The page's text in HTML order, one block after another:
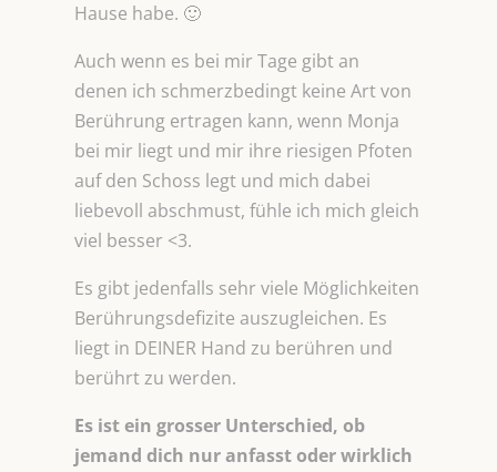
Hause habe. 🙂
Auch wenn es bei mir Tage gibt an
denen ich schmerzbedingt keine Art von
Berührung ertragen kann, wenn Monja
bei mir liegt und mir ihre riesigen Pfoten
auf den Schoss legt und mich dabei
liebevoll abschmust, fühle ich mich gleich
viel besser <3.
Es gibt jedenfalls sehr viele Möglichkeiten
Berührungsdefizite auszugleichen. Es
liegt in DEINER Hand zu berühren und
berührt zu werden.
Es ist ein grosser Unterschied, ob
jemand dich nur anfasst oder wirklich